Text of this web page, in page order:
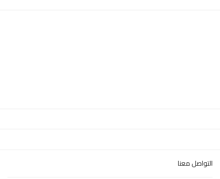
التواصل معنا